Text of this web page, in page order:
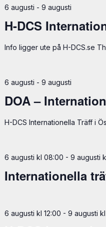
6 augusti - 9 augusti
H-DCS
Info ligger ute på H-DCS.se
6 augusti - 9 augusti
DOA –
H-DCS Internationella Träff i
6 augusti kl 08:00 - 9 augusti
Internationella
6 augusti kl 12:00 - 9 augusti kl